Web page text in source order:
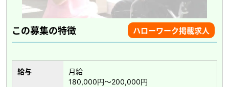
この募集の特徴 ハローワーク掲載求人
給与
月給
180,000円～200,000円